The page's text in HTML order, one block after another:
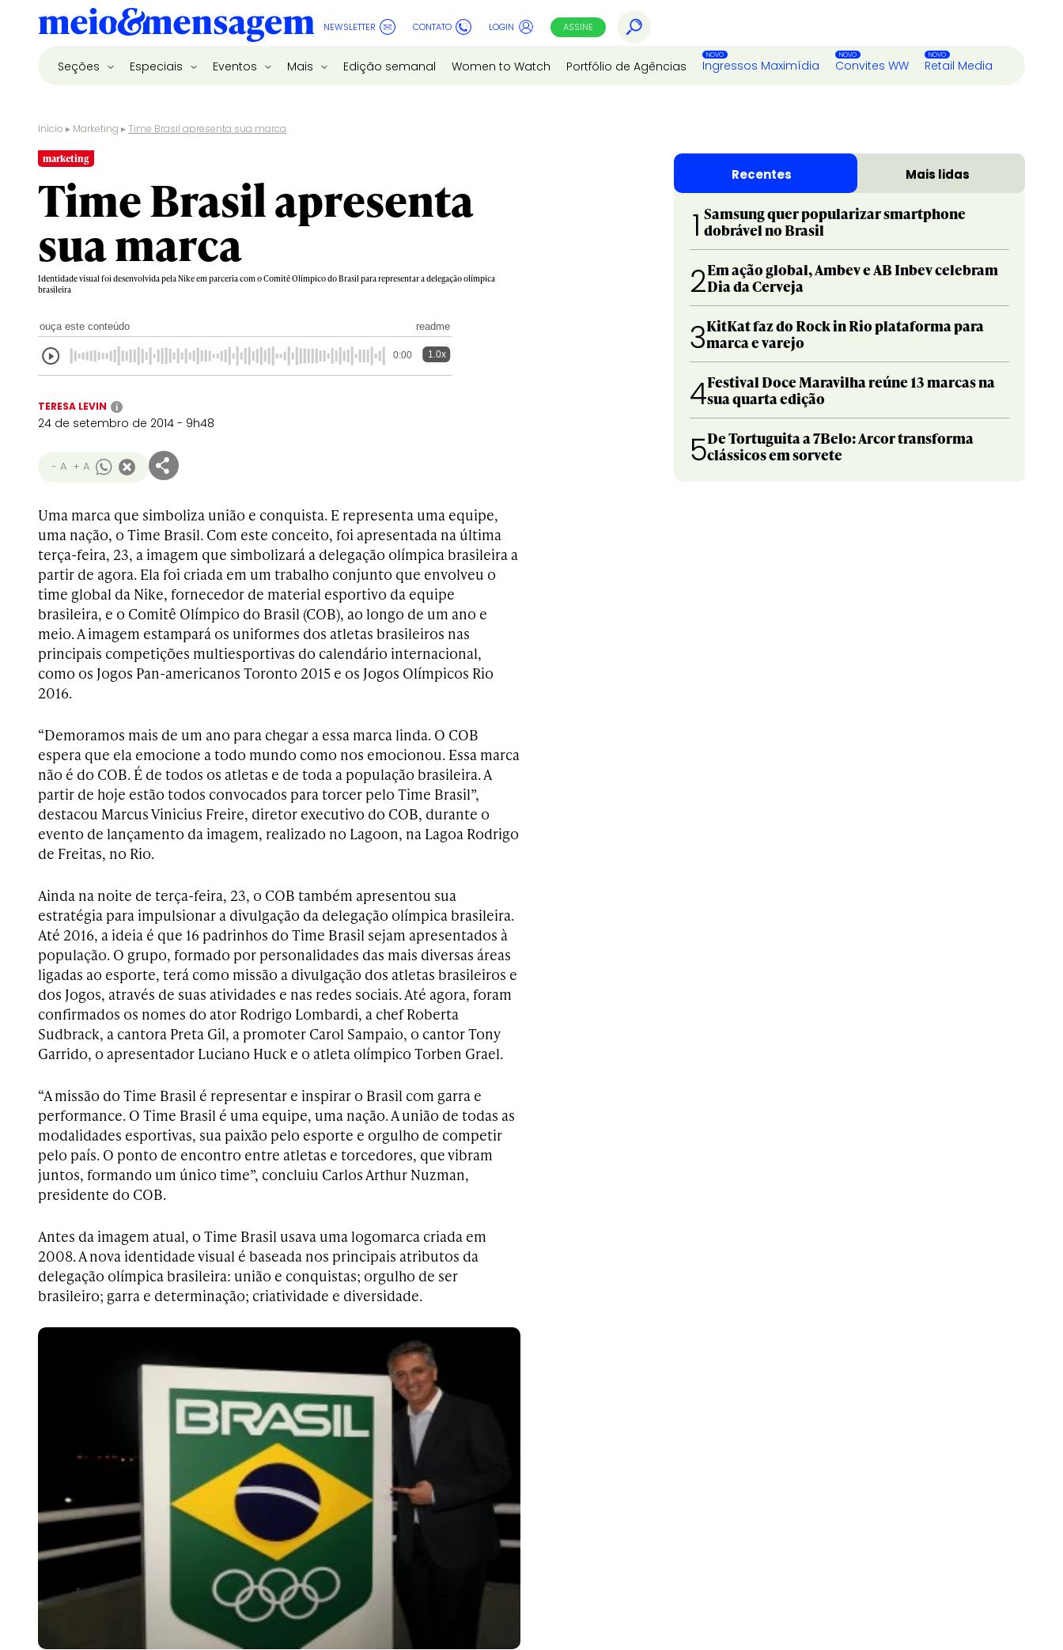
NEWSLETTER CONTATO LOGIN ASSINE
Seções Especiais Eventos Mais Edição semanal Women to Watch Portfólio de Agências Ingressos Maximídia Convites WW Retail Media
Início ▸ Marketing ▸ Time Brasil apresenta sua marca
marketing
Time Brasil apresenta
sua marca
Identidade visual foi desenvolvida pela Nike em parceria com o Comitê Olímpico do Brasil para representar a delegação olímpica
brasileira
ouça este conteúdo readme
0:00 1.0x
TERESA LEVIN i
24 de setembro de 2014 - 9h48
- A + A
Uma marca que simboliza união e conquista. E representa uma equipe,
uma nação, o Time Brasil. Com este conceito, foi apresentada na última
terça-feira, 23, a imagem que simbolizará a delegação olímpica brasileira a
partir de agora. Ela foi criada em um trabalho conjunto que envolveu o
time global da Nike, fornecedor de material esportivo da equipe
brasileira, e o Comitê Olímpico do Brasil (COB), ao longo de um ano e
meio. A imagem estampará os uniformes dos atletas brasileiros nas
principais competições multiesportivas do calendário internacional,
como os Jogos Pan-americanos Toronto 2015 e os Jogos Olímpicos Rio
2016.
“Demoramos mais de um ano para chegar a essa marca linda. O COB
espera que ela emocione a todo mundo como nos emocionou. Essa marca
não é do COB. É de todos os atletas e de toda a população brasileira. A
partir de hoje estão todos convocados para torcer pelo Time Brasil”,
destacou Marcus Vinicius Freire, diretor executivo do COB, durante o
evento de lançamento da imagem, realizado no Lagoon, na Lagoa Rodrigo
de Freitas, no Rio.
Ainda na noite de terça-feira, 23, o COB também apresentou sua
estratégia para impulsionar a divulgação da delegação olímpica brasileira.
Até 2016, a ideia é que 16 padrinhos do Time Brasil sejam apresentados à
população. O grupo, formado por personalidades das mais diversas áreas
ligadas ao esporte, terá como missão a divulgação dos atletas brasileiros e
dos Jogos, através de suas atividades e nas redes sociais. Até agora, foram
confirmados os nomes do ator Rodrigo Lombardi, a chef Roberta
Sudbrack, a cantora Preta Gil, a promoter Carol Sampaio, o cantor Tony
Garrido, o apresentador Luciano Huck e o atleta olímpico Torben Grael.
“A missão do Time Brasil é representar e inspirar o Brasil com garra e
performance. O Time Brasil é uma equipe, uma nação. A união de todas as
modalidades esportivas, sua paixão pelo esporte e orgulho de competir
pelo país. O ponto de encontro entre atletas e torcedores, que vibram
juntos, formando um único time”, concluiu Carlos Arthur Nuzman,
presidente do COB.
Antes da imagem atual, o Time Brasil usava uma logomarca criada em
2008. A nova identidade visual é baseada nos principais atributos da
delegação olímpica brasileira: união e conquistas; orgulho de ser
brasileiro; garra e determinação; criatividade e diversidade.
Recentes Mais lidas
1 Samsung quer popularizar smartphone
dobrável no Brasil
2Em ação global, Ambev e AB Inbev celebram
Dia da Cerveja
3KitKat faz do Rock in Rio plataforma para
marca e varejo
4Festival Doce Maravilha reúne 13 marcas na
sua quarta edição
5De Tortuguita a 7Belo: Arcor transforma
clássicos em sorvete